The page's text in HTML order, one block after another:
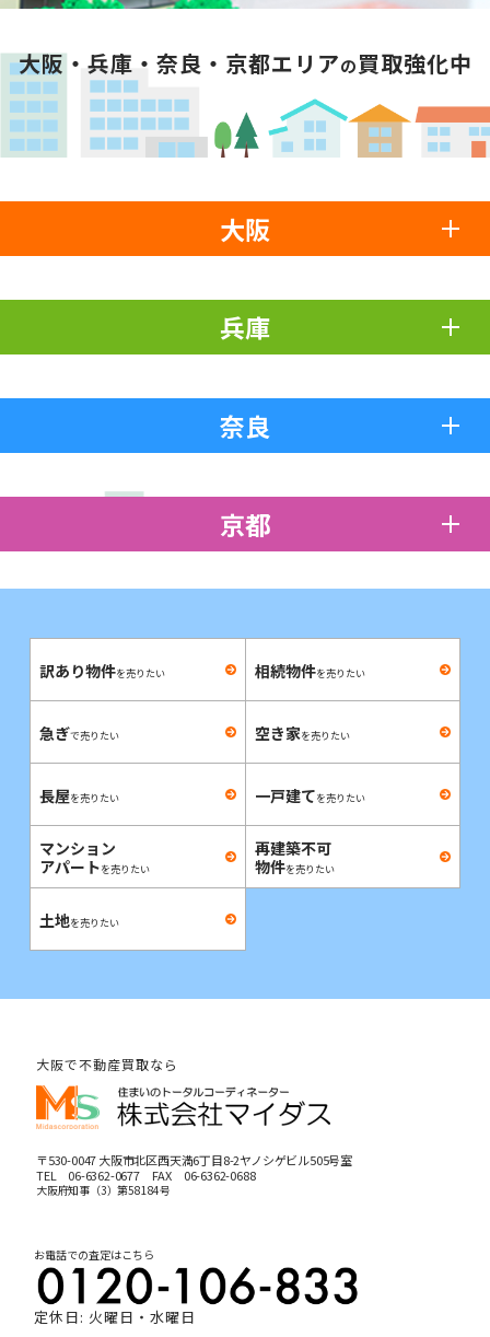
大阪・兵庫・奈良・京都エリアの買取強化中
大阪
兵庫
奈良
京都
訳あり物件を売りたい 相続物件を売りたい
急ぎで売りたい 空き家を売りたい
長屋を売りたい 一戸建てを売りたい
マンション
アパートを売りたい
再建築不可
物件を売りたい
土地を売りたい
大阪で不動産買取なら
〒530-0047 大阪市北区西天満6丁目8-2ヤノシゲビル505号室
TEL 06-6362-0677FAX 06-6362-0688
大阪府知事（3）第58184号
お電話での査定はこちら
定休日: 火曜日・水曜日